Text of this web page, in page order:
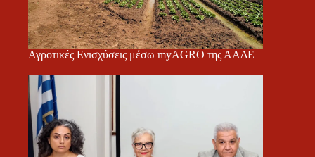
Αγροτικές Ενισχύσεις μέσω myAGRO της ΑΑΔΕ